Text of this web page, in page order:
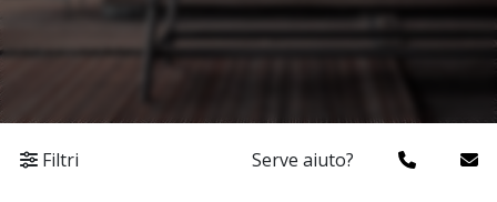
Filtri Serve aiuto?